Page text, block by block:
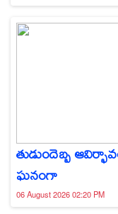
తుడుందెబ్బ
ఘనంగా
06 August 2026 02:20 PM